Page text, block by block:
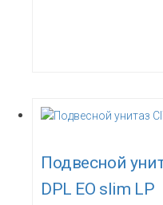
Подвесной
DPL EO slim LP